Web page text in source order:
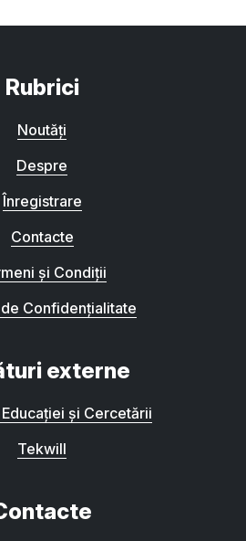
Rubrici
Noutăți
Despre
Înregistrare
Contacte
și Condiții
Confidențialitate
externe
și Cercetării
Tekwill